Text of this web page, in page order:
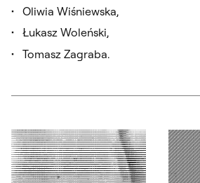
Oliwia Wiśniewska,
Łukasz Woleński,
Tomasz Zagraba.